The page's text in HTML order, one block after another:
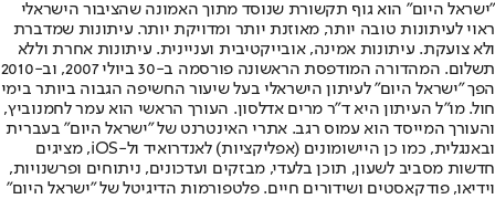
"ישראל היום" הוא גוף תקשורת שנוסד מתוך האמונה שהציבור הישראלי
ראוי לעיתונות טובה יותר, מאוזנת יותר ומדויקת יותר. עיתונות שמדברת
ולא צועקת. עיתונות אמינה, אובייקטיבית ועניינית. עיתונות אחרת וללא
תשלום. המהדורה המודפסת הראשונה פורסמה ב-30 ביולי 2007, וב-2010
הפך "ישראל היום" לעיתון הישראלי בעל שיעור החשיפה הגבוה ביותר בימי
חול. מו"ל העיתון היא ד"ר מרים אדלסון. העורך הראשי הוא עמר לחמנוביץ,
והעורך המייסד הוא עמוס רגב. אתרי האינטרנט של "ישראל היום" בעברית
ובאנגלית, כמו כן היישומונים (אפליקציות) לאנדרואיד ול-iOS, מציגים
חדשות מסביב לשעון, תוכן בלעדי, מבזקים ועדכונים, ניתוחים ופרשנויות,
וידיאו, פודקאסטים ושידורים חיים. פלטפורמות הדיגיטל של "ישראל היום"